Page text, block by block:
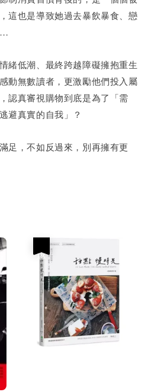
這也是導致她過去暴飲暴食、戀
低潮、最終跨越障礙擁抱重生
動無數讀者，更激勵他們投入屬
認真審視購物到底是為了「需
避真實的自我」？
，不如反過來，別再擁有更